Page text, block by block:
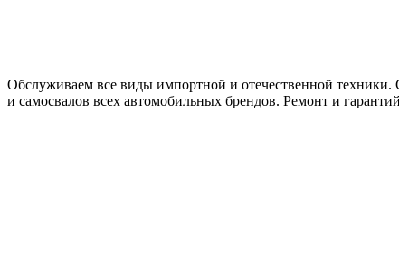
Обслуживаем все виды импортной и отечественной техники.
и самосвалов всех автомобильных брендов. Ремонт и